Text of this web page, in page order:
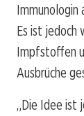
Immunologin
Es ist jedoch
Impfstoffen
Ausbrüche
„Die Idee ist